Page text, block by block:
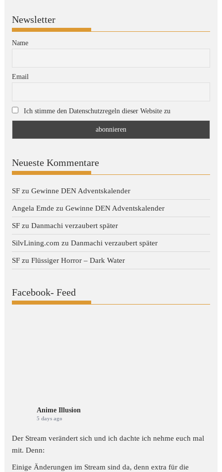
Newsletter
Name
Email
Ich stimme den Datenschutzregeln dieser Website zu
Neueste Kommentare
SF zuGewinne DEN Adventskalender
Angela Emde zuGewinne DEN Adventskalender
SF zuDanmachi verzaubert später
SilvLining.com zuDanmachi verzaubert später
SF zuFlüssiger Horror – Dark Water
Facebook- Feed
Anime Illusion
5 days ago
Der Stream verändert sich und ich dachte ich nehme euch mal
mit. Denn:
Einige Änderungen im Stream sind da, denn extra für die